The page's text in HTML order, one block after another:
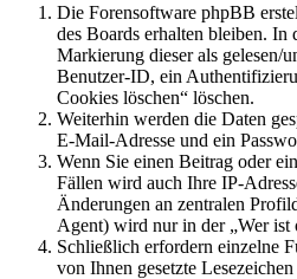
Die Forensoftware phpBB
des Boards erhalten bleiben.
Markierung dieser als gelesen/
Benutzer-ID, ein
Cookies löschen“ löschen.
Weiterhin werden die Daten
E-Mail-Adresse und ein
Wenn Sie einen Beitrag oder
Fällen wird auch Ihre IP-
Änderungen an zentralen
Agent) wird nur in der „Wer ist
Schließlich erfordern einzelne
von Ihnen gesetzte